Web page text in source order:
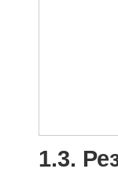
1.3.